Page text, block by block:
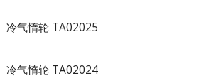
冷气惰轮 TA02025
冷气惰轮 TA02024